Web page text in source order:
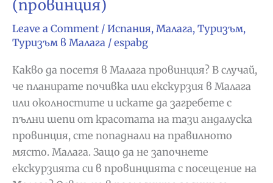
(провинция)
Leave a Comment / Испания, Малага, Туризъм,
Туризъм в Малага / espabg
Какво да посетя в Малага провинция? В случай,
че планирате почивка или екскурзия в Малага
или околностите и искате да загребете с
пълни шепи от красотата на тази андалуска
провинция, сте попаднали на правилното
място. Малага. Защо да не започнете
екскурзията си в провинцията с посещение на